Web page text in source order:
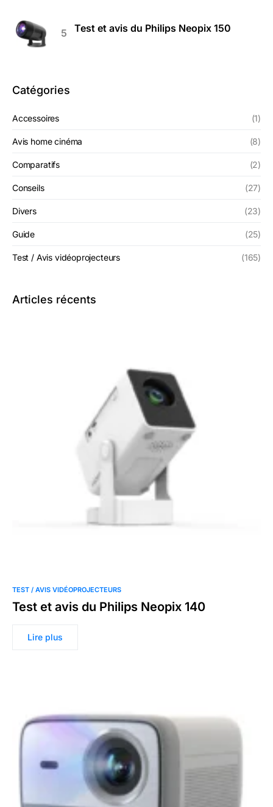
Test et avis du Philips Neopix 150
Catégories
Accessoires (1)
Avis home cinéma (8)
Comparatifs (2)
Conseils (27)
Divers (23)
Guide (25)
Test / Avis vidéoprojecteurs (165)
Articles récents
TEST / AVIS VIDÉOPROJECTEURS
Test et avis du Philips Neopix 140
Lire plus